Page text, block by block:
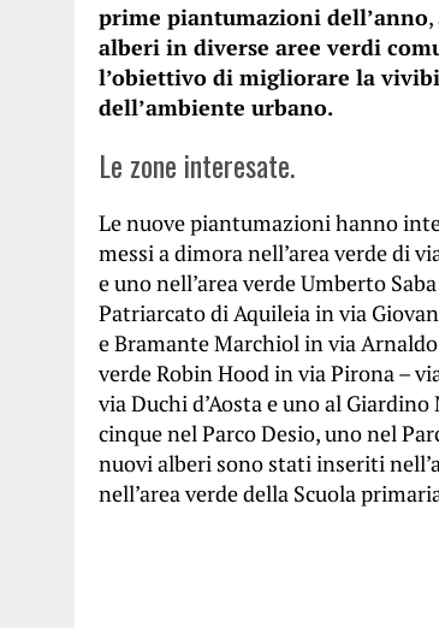
prime piantumazioni dell’anno
alberi in diverse aree verdi
l’obiettivo di migliorare la
dell’ambiente urbano.
Le zone interesate.
Le nuove piantumazioni hanno
messi a dimora nell’area verde di
e uno nell’area verde Umberto
Patriarcato di Aquileia in via
e Bramante Marchiol in via
verde Robin Hood in via Pirona –
via Duchi d’Aosta e uno al
cinque nel Parco Desio, uno nel
nuovi alberi sono stati inseriti
nell’area verde della Scuola